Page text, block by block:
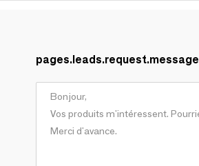
pages.leads.request.message